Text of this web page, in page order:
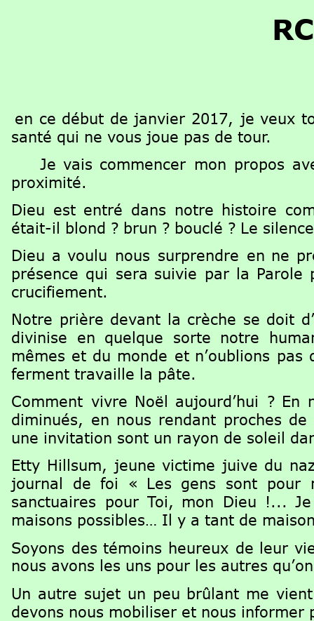
en ce début de janvier 2017, je veux
santé qui ne vous joue pas de tour.
Je vais commencer mon propos
proximité.
Dieu est entré dans notre histoire
était-il blond ? brun ? bouclé ? Le
Dieu a voulu nous surprendre en ne
présence qui sera suivie par la Parole
crucifiement.
Notre prière devant la crèche se doit
divinise
en quelque sorte notre
mêmes et du monde et n’oublions pas
ferment travaille la pâte.
Comment vivre Noël aujourd’hui ? En
diminués, en nous rendant proches de
une invitation sont un rayon de soleil
Etty Hillsum, jeune victime juive du
journal
de foi « Les gens sont pour
sanctuaires pour Toi, mon Dieu !... Je
maisons possibles… Il y a tant de
Soyons des témoins heureux de leur
nous avons les uns pour les autres
Un autre sujet un peu brûlant me vient
devons nous mobiliser et nous